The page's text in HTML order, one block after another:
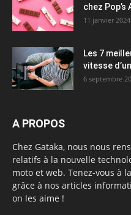
chez Pop’s
11 janvier 2024
Les 7
vitesse
6 septembre
A PROPOS
Chez Gataka, nous nous
relatifs à la nouvelle
moto et web. Tenez-vous à
grâce à nos articles
on les aime !